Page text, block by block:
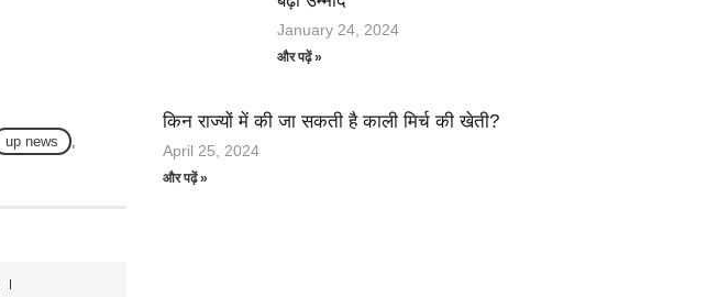
up news
January 24, 2024
और पढ़ें »
किन राज्यों में की जा सकती है काली मिर्च की खेती?
April 25, 2024
और पढ़ें »